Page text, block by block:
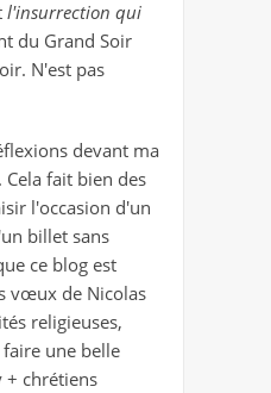
l'insurrection qui
du Grand Soir
N'est pas
devant ma
Cela fait bien des
l'occasion d'un
billet sans
ce blog est
vœux de Nicolas
religieuses,
une belle
+ chrétiens